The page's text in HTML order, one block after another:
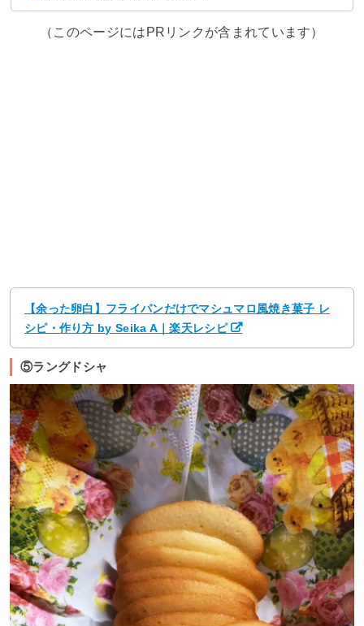
（このページにはPRリンクが含まれています）
【余った卵白】フライパンだけでマシュマロ風焼き菓子 レ
シピ・作り方 by Seika A｜楽天レシピ
⑤ラングドシャ